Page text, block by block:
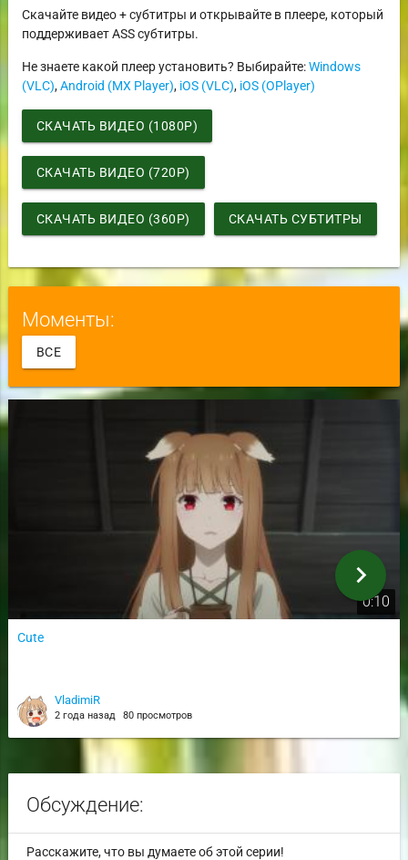
Скачайте видео + субтитры и открывайте в плеере, который
поддерживает ASS субтитры.
Не знаете какой плеер установить? Выбирайте:Windows
(VLC),Android (MX Player), iOS (VLC), iOS (OPlayer)
СКАЧАТЬ ВИДЕО (1080P)
СКАЧАТЬ ВИДЕО (720P)
СКАЧАТЬ ВИДЕО (360P) СКАЧАТЬ СУБТИТРЫ
Моменты:
ВСЕ
0:10
Cute
VladimiR
2 года назад 80 просмотров
chevron_right
Обсуждение:
Расскажите, что вы думаете об этой серии!